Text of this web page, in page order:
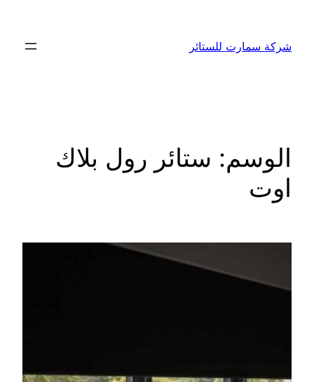
المحتوى
شركة سمارت للستائر
الوسم: ستائر رول بلاك
اوت